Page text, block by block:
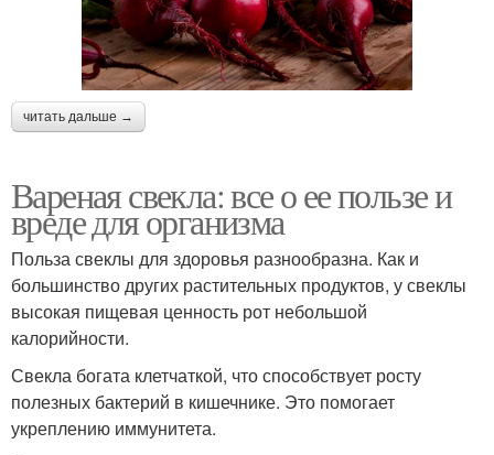
читать дальше →
Вареная свекла: все о ее пользе и
вреде для организма
Польза свеклы для здоровья разнообразна. Как и
большинство других растительных продуктов, у свеклы
высокая пищевая ценность рот небольшой
калорийности.
Свекла богата клетчаткой, что способствует росту
полезных бактерий в кишечнике. Это помогает
укреплению иммунитета.